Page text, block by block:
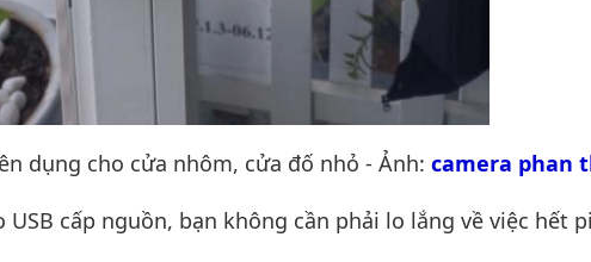
dụng cho cửa nhôm, cửa đố nhỏ - Ảnh: camera phan
cấp nguồn, bạn không cần phải lo lắng về việc hết